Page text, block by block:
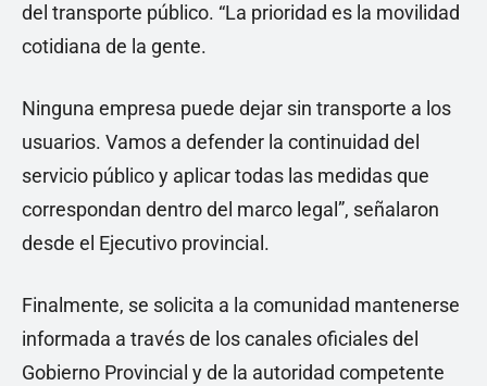
del transporte público. “La prioridad es la movilidad
cotidiana de la gente.
Ninguna empresa puede dejar sin transporte a los
usuarios. Vamos a defender la continuidad del
servicio público y aplicar todas las medidas que
correspondan dentro del marco legal”, señalaron
desde el Ejecutivo provincial.
Finalmente, se solicita a la comunidad mantenerse
informada a través de los canales oficiales del
Gobierno Provincial y de la autoridad competente